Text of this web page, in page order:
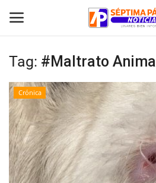
Inicio
Crónica
Policial
Tribunales
Tag: #Maltrato Animal
Crónica